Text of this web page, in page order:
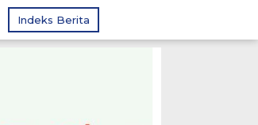
Indeks Berita